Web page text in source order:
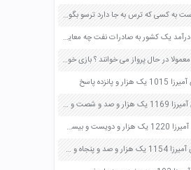
به نظر شما آیا درست است به کسی که ترس به جا دارد ترسو بگویند چرا صفحه 10 مطالعات اجتماعی پنجم
به نظر شما متکی بودن درآمد یک کشور به صادرات نفت چه معایبی دارد برای حل این مشکل چه راه هایی را باید در نظر گرفت صفحه 21 مطالعات اجتماعی هشتم
پرندگانی خوش آواز که معمولا در حال پرواز می خوانند ؟ بازی خواستگاری جواب پاسخ
جواب مرحله ۱۱۶۹ بازی آمیرزا 1169 یک هزار و صد و شصت و نه پاسخ
جواب مرحله ۱۲۲۰ بازی آمیرزا 1220 یک هزار و دویست و بیست پاسخ
جواب مرحله ۱۱۵۴ بازی آمیرزا 1154 یک هزار و صد و پنجاه و چهار پاسخ